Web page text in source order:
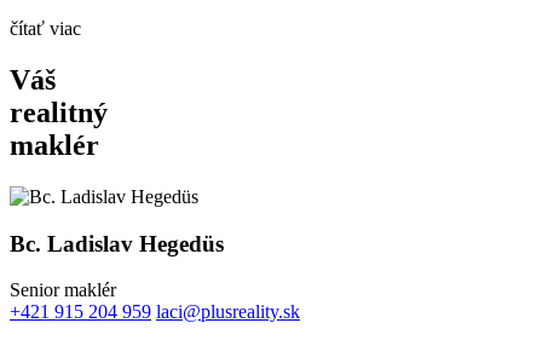
čítať viac
Váš
realitný
maklér
Bc. Ladislav Hegedüs
Senior maklér
+421 915 204 959 laci@plusreality.sk